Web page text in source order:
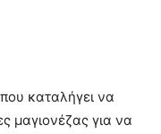
καταλήγει να
μαγιονέζας για να